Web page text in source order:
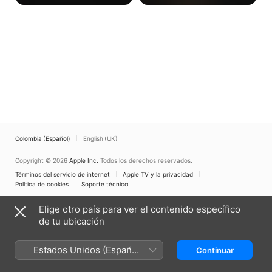
pose de la mujer se convierte en
Wraith. Pero después de que
Colombia (Español) English (UK)
Copyright © 2026 Apple Inc. Todos los derechos reservados.
Términos del servicio de internet
Apple TV y la privacidad
Política de cookies
Soporte técnico
Elige otro país para ver el contenido específico
de tu ubicación
Estados Unidos (Español
México)
Continuar